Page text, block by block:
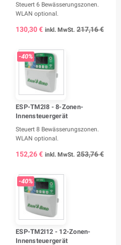
Steuert 6 Bewässerungszonen.
WLAN optional.
130,30 € inkl. MwSt. 217,16 €
-40%
ESP-TM2I8 - 8-Zonen-
Innensteuergerät
Steuert 8 Bewässerungszonen.
WLAN optional.
152,26 € inkl. MwSt. 253,76 €
-40%
ESP-TM2I12 - 12-Zonen-
Innensteuergerät